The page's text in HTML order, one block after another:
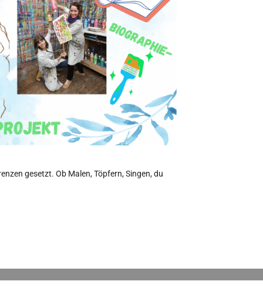
Office 365
gesetzt. Ob Malen, Töpfern, Singen, du